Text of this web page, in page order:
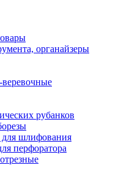
органайзеры
веревочные
рубанков
шлифования
перфоратора